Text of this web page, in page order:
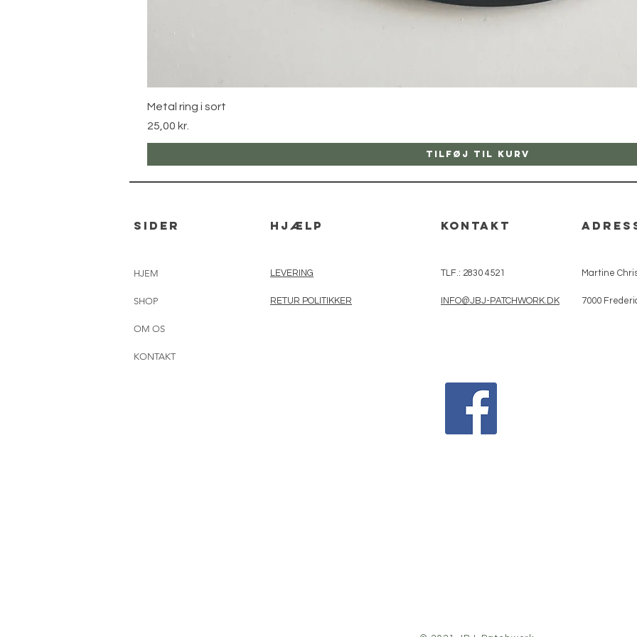
Metal ring i sort
Pris
25,00 kr.
Tilføj til kurv
sider
HJEM
SHOP
OM OS
KONTAKT
hjælp
LEVERING
RETUR POLITIKKER
kontakt
TLF.: 2830 4521
INFO@JBJ-PATCHWORK.DK
Martine
7000